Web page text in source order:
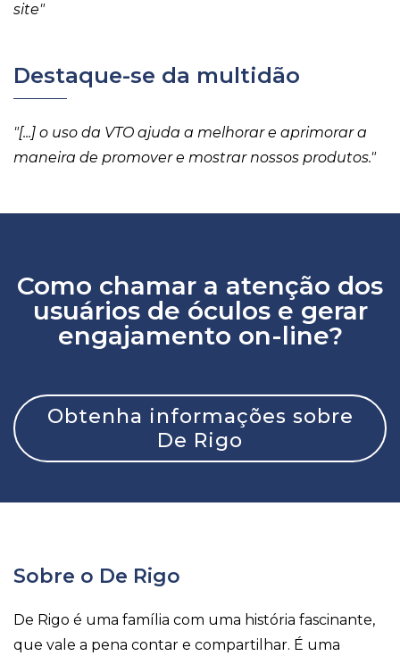
site"
Destaque-se da multidão
"[...] o uso da VTO ajuda a melhorar e aprimorar a
maneira de promover e mostrar nossos produtos."
Como chamar a atenção dos
usuários de óculos e gerar
engajamento on-line?
Obtenha informações sobre
De Rigo
Sobre o De Rigo
De Rigo é uma família com uma história fascinante,
que vale a pena contar e compartilhar. É uma